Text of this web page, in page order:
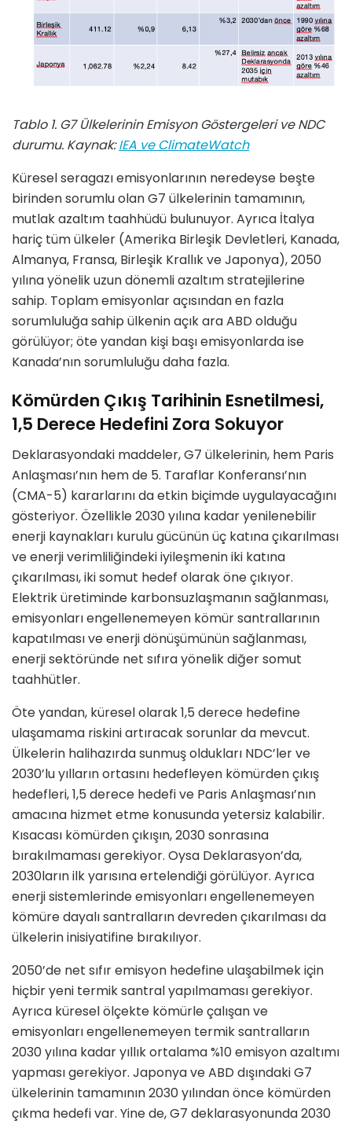
Tablo 1. G7 Ülkelerinin Emisyon Göstergeleri ve NDC
durumu. Kaynak: IEA ve ClimateWatch
Küresel seragazı emisyonlarının neredeyse beşte
birinden sorumlu olan G7 ülkelerinin tamamının,
mutlak azaltım taahhüdü bulunuyor. Ayrıca İtalya
hariç tüm ülkeler (Amerika Birleşik Devletleri, Kanada,
Almanya, Fransa, Birleşik Krallık ve Japonya), 2050
yılına yönelik uzun dönemli azaltım stratejilerine
sahip. Toplam emisyonlar açısından en fazla
sorumluluğa sahip ülkenin açık ara ABD olduğu
görülüyor; öte yandan kişi başı emisyonlarda ise
Kanada’nın sorumluluğu daha fazla.
Kömürden Çıkış Tarihinin Esnetilmesi,
1,5 Derece Hedefini Zora Sokuyor
Deklarasyondaki maddeler, G7 ülkelerinin, hem Paris
Anlaşması’nın hem de 5. Taraflar Konferansı’nın
(CMA-5) kararlarını da etkin biçimde uygulayacağını
gösteriyor. Özellikle 2030 yılına kadar yenilenebilir
enerji kaynakları kurulu gücünün üç katına çıkarılması
ve enerji verimliliğindeki iyileşmenin iki katına
çıkarılması, iki somut hedef olarak öne çıkıyor.
Elektrik üretiminde karbonsuzlaşmanın sağlanması,
emisyonları engellenemeyen kömür santrallarının
kapatılması ve enerji dönüşümünün sağlanması,
enerji sektöründe net sıfıra yönelik diğer somut
taahhütler.
Öte yandan, küresel olarak 1,5 derece hedefine
ulaşamama riskini artıracak sorunlar da mevcut.
Ülkelerin halihazırda sunmuş oldukları NDC’ler ve
2030’lu yılların ortasını hedefleyen kömürden çıkış
hedefleri, 1,5 derece hedefi ve Paris Anlaşması’nın
amacına hizmet etme konusunda yetersiz kalabilir.
Kısacası kömürden çıkışın, 2030 sonrasına
bırakılmaması gerekiyor. Oysa Deklarasyon’da,
2030ların ilk yarısına ertelendiği görülüyor. Ayrıca
enerji sistemlerinde emisyonları engellenemeyen
kömüre dayalı santralların devreden çıkarılması da
ülkelerin inisiyatifine bırakılıyor.
2050’de net sıfır emisyon hedefine ulaşabilmek için
hiçbir yeni termik santral yapılmaması gerekiyor.
Ayrıca küresel ölçekte kömürle çalışan ve
emisyonları engellenemeyen termik santralların
2030 yılına kadar yıllık ortalama %10 emisyon azaltımı
yapması gerekiyor. Japonya ve ABD dışındaki G7
ülkelerinin tamamının 2030 yılından önce kömürden
çıkma hedefi var. Yine de, G7 deklarasyonunda 2030